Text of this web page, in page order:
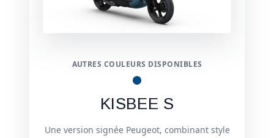
AUTRES COULEURS DISPONIBLES
KISBEE S
Une version signée Peugeot, combinant style